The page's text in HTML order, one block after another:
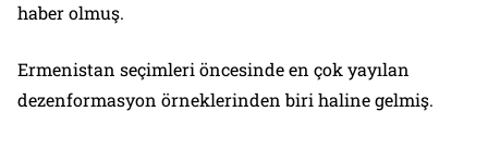
haber olmuş.
Ermenistan seçimleri öncesinde en çok yayılan
dezenformasyon örneklerinden biri haline gelmiş.